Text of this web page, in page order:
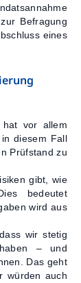
Befragung
eines
hat vor allem
diesem Fall
Prüfstand zu
gibt, wie
bedeutet
wird aus
wir stetig
– und
Das geht
würden auch